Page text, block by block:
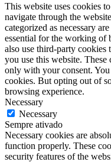
This website uses cookies
navigate through the
categorized as necessary
essential for the working of
also use third-party cookies
you use this website.
only with your consent.
cookies. But opting out of
browsing experience.
Necessary
Necessary
Sempre ativado
Necessary cookies are
function properly. These
security features of the